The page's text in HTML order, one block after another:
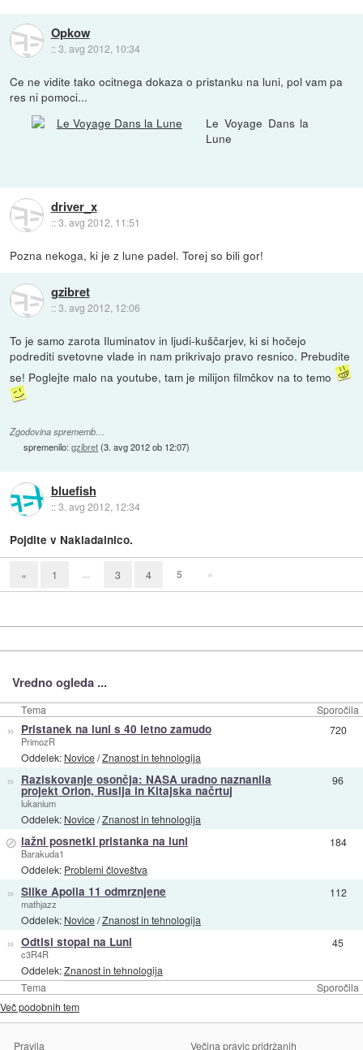
Opkow
::3. avg 2012, 10:34
Ce ne vidite tako ocitnega dokaza o pristanku na luni, pol vam pa
res ni pomoci...
Le Voyage Dans la
Lune
driver_x
::3. avg 2012, 11:51
Pozna nekoga, ki je z lune padel. Torej so bili gor!
gzibret
::3. avg 2012, 12:06
To je samo zarota Iluminatov in ljudi-kuščarjev, ki si hočejo
podrediti svetovne vlade in nam prikrivajo pravo resnico. Prebudite
se! Poglejte malo na youtube, tam je milijon filmčkov na to temo
Zgodovina sprememb…
spremenilo:gzibret(3. avg 2012 ob 12:07)
bluefish
::3. avg 2012, 12:34
Pojdite v Nakladalnico.
« 1 ... 3 4 5 »
Vredno ogleda ...
Tema Sporočila
Tema Sporočila
» Pristanek na luni s 40 letno zamudo
PrimozR
Oddelek: Novice/Znanost in tehnologija
720
» Raziskovanje osončja: NASA uradno naznanila
projekt Orion, Rusija in Kitajska načrtuj
lukanium
Oddelek: Novice/Znanost in tehnologija
96
⊘ lažni posnetki pristanka na luni
Barakuda1
Oddelek: Problemi človeštva
184
» Slike Apolla 11 odmrznjene
mathjazz
Oddelek: Novice/Znanost in tehnologija
112
» Odtisi stopal na Luni
c3R4R
Oddelek:Znanost in tehnologija
45
Več podobnih tem
Pravila Večina pravic pridržanih